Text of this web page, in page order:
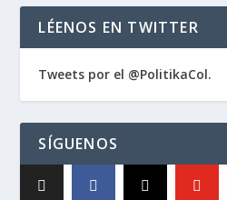
LÉENOS EN TWITTER
Tweets por el @PolitikaCol.
SÍGUENOS